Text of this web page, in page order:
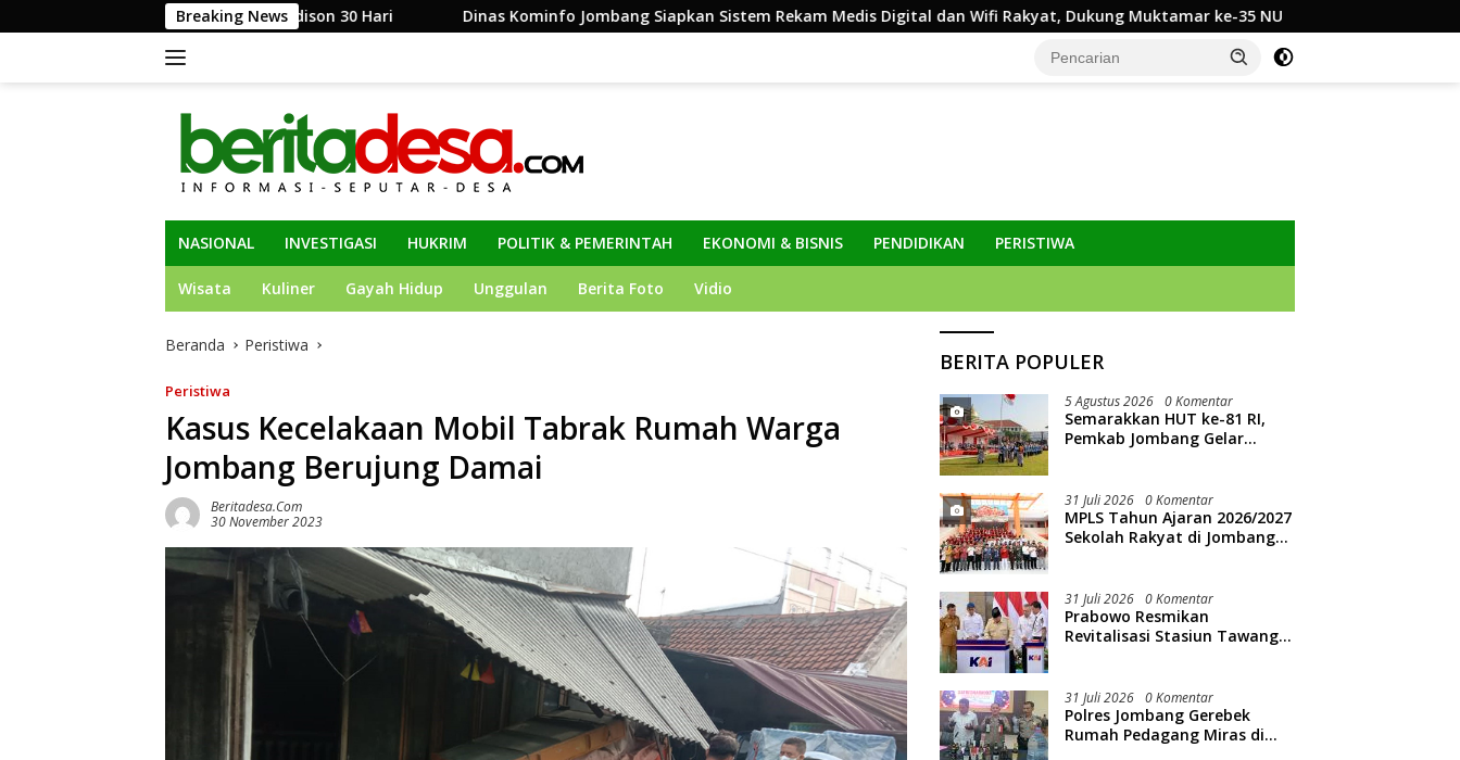
ke
Breaking News
Muara Enim Edison 30 Hari Dinas Kominfo Jombang Siapkan Sistem Rekam Medis Digital dan Wifi Rakyat, Dukung Muktamar ke-35 NU Pemkab Jombang Nonaktifkan
NASIONAL INVESTIGASI HUKRIM POLITIK & PEMERINTAH EKONOMI & BISNIS PENDIDIKAN PERISTIWA
Wisata Kuliner Gayah Hidup Unggulan Berita Foto Vidio
Beranda Peristiwa
Peristiwa
Kasus Kecelakaan Mobil Tabrak Rumah Warga
Jombang Berujung Damai
Beritadesa.com
30 November 2023
BERITA POPULER
5 Agustus 2026 0 Komentar
Semarakkan HUT ke-81 RI,
Pemkab Jombang Gelar
31 Juli 2026 0 Komentar
MPLS Tahun Ajaran 2026/2027
Sekolah Rakyat di Jombang
31 Juli 2026 0 Komentar
Prabowo Resmikan
Revitalisasi Stasiun Tawang
31 Juli 2026 0 Komentar
Polres Jombang Gerebek
Rumah Pedagang Miras di